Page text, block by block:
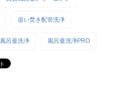
追い焚き配管洗浄
風呂釜洗浄 風呂釜洗浄PRO